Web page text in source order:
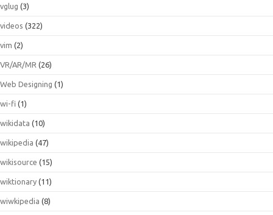
vglug (3)
videos (322)
vim (2)
VR/AR/MR (26)
Web Designing (1)
wi-fi (1)
wikidata (10)
wikipedia (47)
wikisource (15)
wiktionary (11)
wiwkipedia (8)